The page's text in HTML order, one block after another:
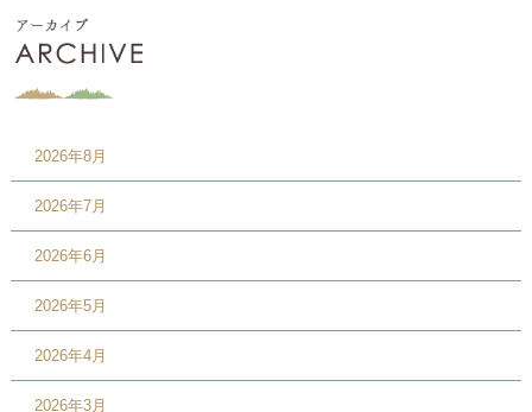
2026年8月
2026年7月
2026年6月
2026年5月
2026年4月
2026年3月